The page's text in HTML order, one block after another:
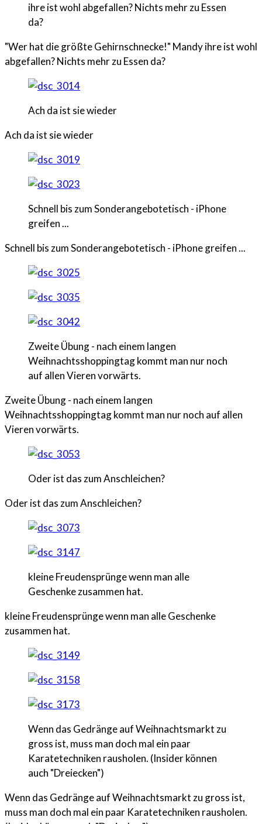
ihre ist wohl abgefallen? Nichts mehr zu Essen
da?
"Wer hat die größte Gehirnschnecke!" Mandy ihre ist wohl
abgefallen? Nichts mehr zu Essen da?
Ach da ist sie wieder
Ach da ist sie wieder
Schnell bis zum Sonderangebotetisch - iPhone
greifen ...
Schnell bis zum Sonderangebotetisch - iPhone greifen ...
Zweite Übung - nach einem langen
Weihnachtsshoppingtag kommt man nur noch
auf allen Vieren vorwärts.
Zweite Übung - nach einem langen
Weihnachtsshoppingtag kommt man nur noch auf allen
Vieren vorwärts.
Oder ist das zum Anschleichen?
Oder ist das zum Anschleichen?
kleine Freudensprünge wenn man alle
Geschenke zusammen hat.
kleine Freudensprünge wenn man alle Geschenke
zusammen hat.
Wenn das Gedränge auf Weihnachtsmarkt zu
gross ist, muss man doch mal ein paar
Karatetechniken rausholen. (Insider können
auch "Dreiecken")
Wenn das Gedränge auf Weihnachtsmarkt zu gross ist,
muss man doch mal ein paar Karatetechniken rausholen.